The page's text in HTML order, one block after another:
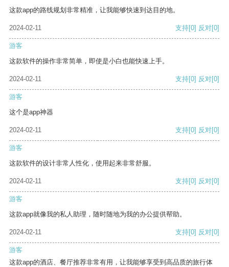
这款app的路线规划非常精准，让我能够快速到达目的地。
2024-02-11 支持[0] 反对[0]
游客
这款软件的操作非常简单，即使是小白也能快速上手。
2024-02-11 支持[0] 反对[0]
游客
这个是app神器
2024-02-11 支持[0] 反对[0]
游客
这款软件的设计非常人性化，使用起来非常舒服。
2024-02-11 支持[0] 反对[0]
游客
这款app就像我的私人助理，随时随地为我的办公提供帮助。
2024-02-11 支持[0] 反对[0]
游客
这款app的酒店、餐厅推荐非常有用，让我能够享受到高品质的旅行体